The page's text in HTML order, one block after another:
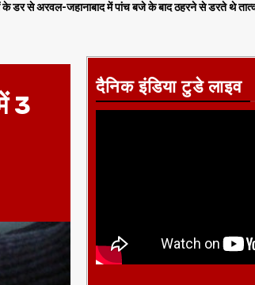
बजे के बाद ठहरने से डरते थे तात्कालीन सीएम,एनडीए शासन में
3
दैनिक इंडिया टुडे लाइव